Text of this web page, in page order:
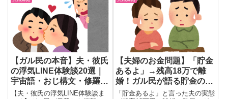
ル体験談30選で丸ごとまとめま
した。
【ガル民の本音】夫・彼氏
の浮気LINE体験談20選｜
宇宙語・おじ構文・修羅場
エピソード
【夫・彼氏の浮気LINE体験談ま
【夫婦のお金問題】「貯金
あるよ」→残高18万で離
婚！ガル民が語る貯金の最
低ラインと金銭感覚リアル
「貯金あるよ」と言った夫の実態